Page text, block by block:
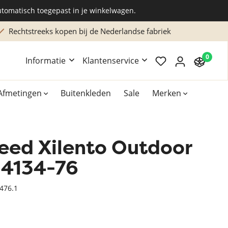
toegepast in je winkelwagen.
Rechtstreeks kopen bij de Nederlandse fabriek
Informatie Klantenservice 0
Buitenkleden Sale Merken
Overig
Accessoires
Xilento vloerkleden
Xilento Outdoor
76